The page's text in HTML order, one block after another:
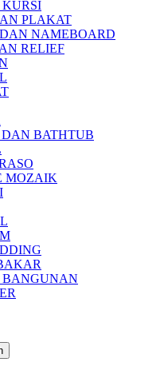
PLAKAT
NAMEBOARD
RELIEF
DAN BATHTUB
MOZAIK
BANGUNAN